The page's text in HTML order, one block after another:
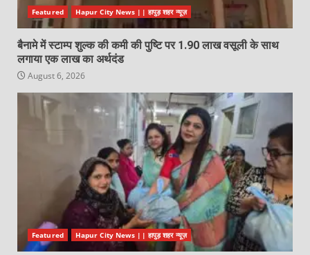
Featured Hapur City News || हापुड़ शहर न्यूज़
बैनामे में स्टाम्प शुल्क की कमी की पुष्टि पर 1.90 लाख वसूली के साथ
लगाया एक लाख का अर्थदंड
August 6, 2026
Featured Hapur City News || हापुड़ शहर न्यूज़